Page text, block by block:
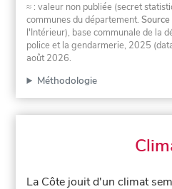
≈ : valeur non publiée (secret
communes du département.Source
l'Intérieur), base communale de la
police et la gendarmerie, 2025
août 2026.
Méthodologie
La Côte jouit d'un climat